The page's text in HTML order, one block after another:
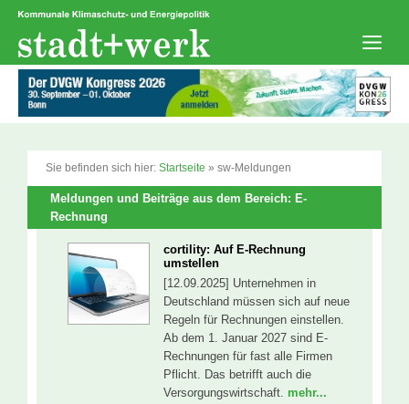
Zum
springen
Sie befinden sich hier: Startseite » sw-Meldungen
Meldungen und Beiträge aus dem Bereich: E-
Rechnung
cortility: Auf E-Rechnung
umstellen
[12.09.2025] Unternehmen in
Deutschland müssen sich auf neue
Regeln für Rechnungen einstellen.
Ab dem 1. Januar 2027 sind E-
Rechnungen für fast alle Firmen
Pflicht. Das betrifft auch die
Versorgungswirtschaft. mehr...